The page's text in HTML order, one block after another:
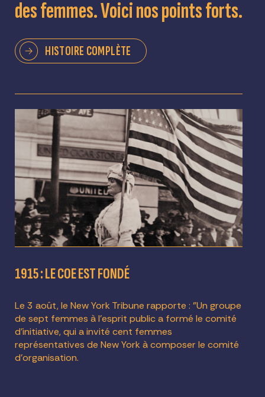
des femmes. Voici nos points forts.
HISTOIRE COMPLÈTE
1915 : LE COE EST FONDÉ
Le 3 août, le New York Tribune rapporte : "Un groupe
de sept femmes à l'esprit public a formé le comité
d'initiative, qui a invité cent femmes
représentatives de New York à composer le comité
d'organisation.